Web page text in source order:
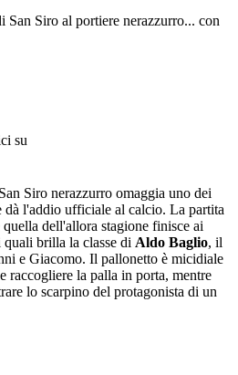
San Siro al portiere nerazzurro... con
su
Siro nerazzurro omaggia uno dei
dà l'addio ufficiale al calcio. La partita
dell'allora stagione finisce ai
brilla la classe di Aldo Baglio, il
e Giacomo. Il pallonetto è micidiale
raccogliere la palla in porta, mentre
lo scarpino del protagonista di un